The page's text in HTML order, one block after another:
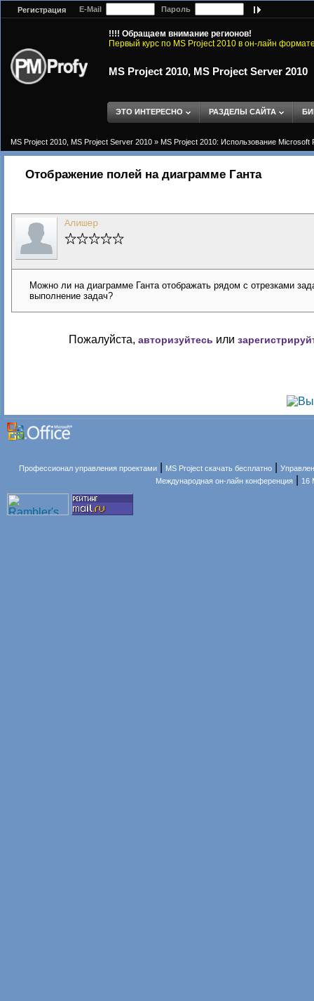
Регистрация E-Mail Пароль
!!!! Обращаем внимание регионов!
Первый курс по MS Project 2010 в он-лайн
MS Project 2010, MS Project Server 2010
ЭТО ИНТЕРЕСНО РАЗДЕЛЫ САЙТА
MS Project 2010, MS Project Server 2010 » MS Project 2010: Использование Microsoft
Отображение полей на диаграмме Ганта
Алишер
Можно ли на диаграмме Ганта отображать рядом с отрезками
выполнение задач?
Пожалуйста, авторизуйтесь или
Профессионал управления проектами MS Project скачать бесплатно |
Международная он-лайн конференция
16